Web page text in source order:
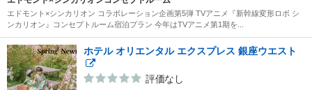
エドモント×シンカリオン コラボレーション企画第5弾 TVアニメ『新幹線変形ロボ シ
ンカリオン』コンセプトルーム宿泊プラン 今年はTVアニメ第1期を...
ホテル オリエンタル エクスプレス 銀座ウエスト
評価なし